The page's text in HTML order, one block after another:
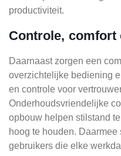
productiviteit.
Controle, comfort
Daarnaast zorgen een
overzichtelijke bediening
en controle voor
Onderhoudsvriendelijke
opbouw helpen stilstand
hoog te houden.
gebruikers die elke